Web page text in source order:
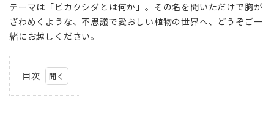
テーマは「ビカクシダとは何か」。その名を聞いただけで胸が
ざわめくような、不思議で愛おしい植物の世界へ、どうぞご一
緒にお越しください。
目次